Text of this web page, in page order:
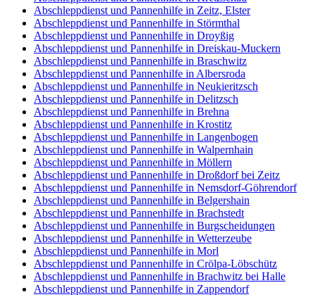
Abschleppdienst und Pannenhilfe in Zeitz, Elster
Abschleppdienst und Pannenhilfe in Störmthal
Abschleppdienst und Pannenhilfe in Droyßig
Abschleppdienst und Pannenhilfe in Dreiskau-Muckern
Abschleppdienst und Pannenhilfe in Braschwitz
Abschleppdienst und Pannenhilfe in Albersroda
Abschleppdienst und Pannenhilfe in Neukieritzsch
Abschleppdienst und Pannenhilfe in Delitzsch
Abschleppdienst und Pannenhilfe in Brehna
Abschleppdienst und Pannenhilfe in Krostitz
Abschleppdienst und Pannenhilfe in Langenbogen
Abschleppdienst und Pannenhilfe in Walpernhain
Abschleppdienst und Pannenhilfe in Möllern
Abschleppdienst und Pannenhilfe in Droßdorf bei Zeitz
Abschleppdienst und Pannenhilfe in Nemsdorf-Göhrendorf
Abschleppdienst und Pannenhilfe in Belgershain
Abschleppdienst und Pannenhilfe in Brachstedt
Abschleppdienst und Pannenhilfe in Burgscheidungen
Abschleppdienst und Pannenhilfe in Wetterzeube
Abschleppdienst und Pannenhilfe in Morl
Abschleppdienst und Pannenhilfe in Crölpa-Löbschütz
Abschleppdienst und Pannenhilfe in Brachwitz bei Halle
Abschleppdienst und Pannenhilfe in Zappendorf